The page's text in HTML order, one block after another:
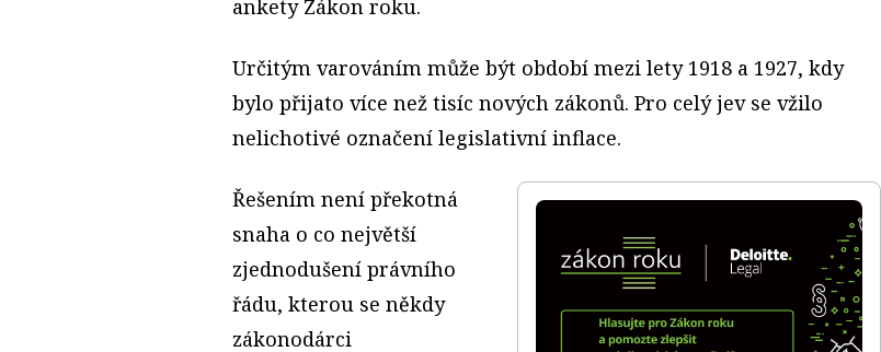
ankety Zákon roku.
Určitým varováním může být období mezi lety 1918 a 1927, kdy
bylo přijato více než tisíc nových zákonů. Pro celý jev se vžilo
nelichotivé označení legislativní inflace.
Řešením není překotná
snaha o co největší
zjednodu­šení právního
řádu, kterou se někdy
zákonodárci